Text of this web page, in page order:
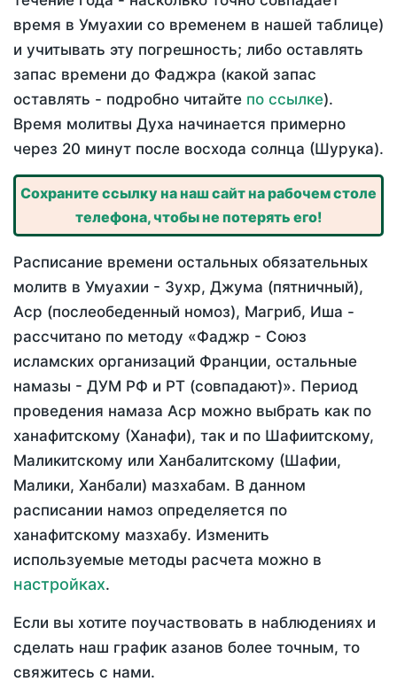
время в Умуахии со временем в нашей таблице)
и учитывать эту погрешность; либо оставлять
запас времени до Фаджра (какой запас
оставлять - подробно читайте по ссылке).
Время молитвы Духа начинается примерно
через 20 минут после восхода солнца (Шурука).
Сохраните ссылку на наш сайт на рабочем столе
телефона, чтобы не потерять его!
Расписание времени остальных обязательных
молитв в Умуахии - Зухр, Джума (пятничный),
Аср (послеобеденный номоз), Магриб, Иша -
рассчитано по методу «Фаджр - Союз
исламских организаций Франции, остальные
намазы - ДУМ РФ и РТ (совпадают)». Период
проведения намаза Аср можно выбрать как по
ханафитскому (Ханафи), так и по Шафиитскому,
Маликитскому или Ханбалитскому (Шафии,
Малики, Ханбали) мазхабам. В данном
расписании намоз определяется по
ханафитскому мазхабу. Изменить
используемые методы расчета можно в
настройках.
Если вы хотите поучаствовать в наблюдениях и
сделать наш график азанов более точным, то
свяжитесь с нами.